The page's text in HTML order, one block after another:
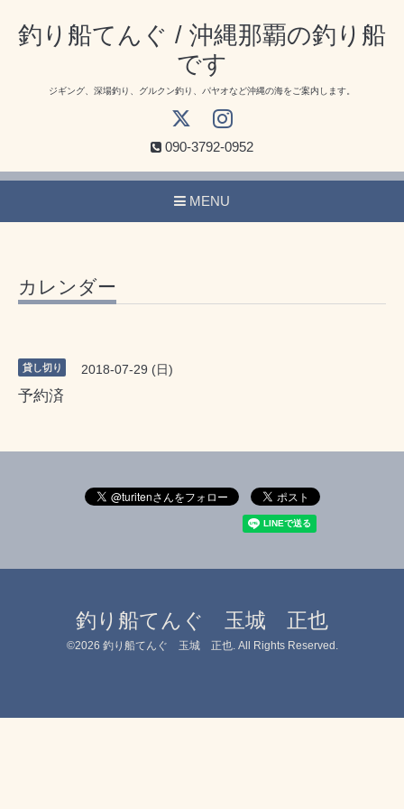
釣り船てんぐ / 沖縄那覇の釣り船
です
ジギング、深場釣り、グルクン釣り、パヤオなど沖縄の海をご案内します。
090-3792-0952
MENU
カレンダー
貸し切り 2018-07-29 (日)
予約済
釣り船てんぐ 玉城 正也
©2026 釣り船てんぐ 玉城 正也. All Rights Reserved.